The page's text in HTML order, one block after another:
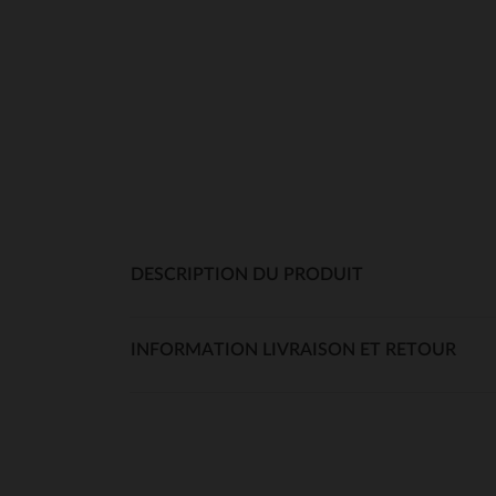
DESCRIPTION DU PRODUIT
INFORMATION LIVRAISON ET RETOUR